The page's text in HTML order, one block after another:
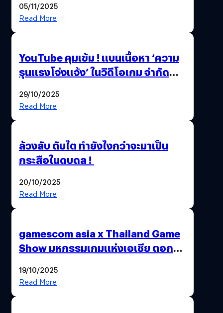
Thailand Game Show 2025 ทะลุ 15
05/11/2025
Read More
YouTube คุมเข้ม ! แบนเนื้อหา ‘ความ
รุนแรงโจ่งแจ้ง’ ในวิดีโอเกม จำกัด
29/10/2025
Read More
ล้วงลับ ตับไต ทำยังไงกว่าจะมาเป็น
กระสือในดบดล !
20/10/2025
Read More
gamescom asia x Thailand Game
Show มหกรรมเกมแห่งเอเชีย ตอกย้ำ
พาณิชย์ร่วมชูความสำเร็จ
19/10/2025
Read More